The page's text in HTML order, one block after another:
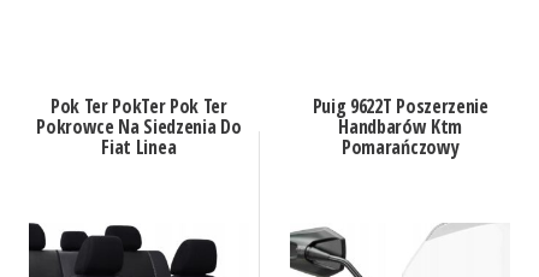
Pok Ter PokTer Pok Ter
Pokrowce Na Siedzenia Do
Fiat Linea
Puig 9622T Poszerzenie
Handbarów Ktm
Pomarańczowy